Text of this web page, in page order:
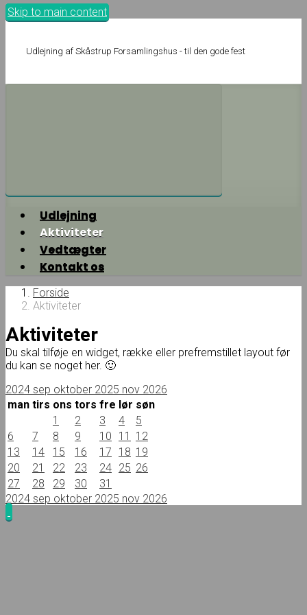
Skip to main content
Udlejning af Skåstrup Forsamlingshus - til den gode fest
Udlejning
Aktiviteter
Vedtægter
Kontakt os
Forside
Aktiviteter
Aktiviteter
Du skal tilføje en widget, række eller prefremstillet layout før
du kan se noget her. 🙂
2024 sep oktober 2025 nov 2026
man tirs ons tors fre lør søn
1
2 3 4
5
6
7 8 9 10 11
12
13
14 15 16 17 18 19
20
21 22 23 24 25 26
27
28 29 30
31
2024 sep oktober 2025 nov 2026